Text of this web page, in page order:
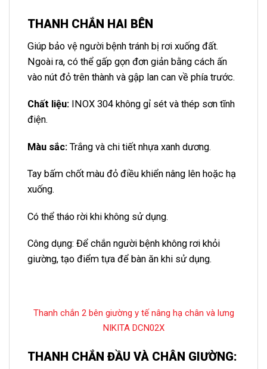
THANH CHẮN HAI BÊN
Giúp bảo vệ người bệnh tránh bị rơi xuống đất.
Ngoài ra, có thể gấp gọn đơn giản bằng cách ấn
vào nút đỏ trên thành và gập lan can về phía trước.
Chất liệu: INOX 304 không gỉ sét và thép sơn tĩnh
điện.
Màu sắc:Trắng và chi tiết nhựa xanh dương.
Tay bấm chốt màu đỏ điều khiển nâng lên hoặc hạ
xuống.
Có thể tháo rời khi không sử dụng.
Công dụng: Để chắn người bệnh không rơi khỏi
giường, tạo điểm tựa để bàn ăn khi sử dụng.
Thanh chắn 2 bên giường y tế nâng hạ chân và lưng
NIKITA DCN02X
THANH CHẮN ĐẦU VÀ CHÂN GIƯỜNG: